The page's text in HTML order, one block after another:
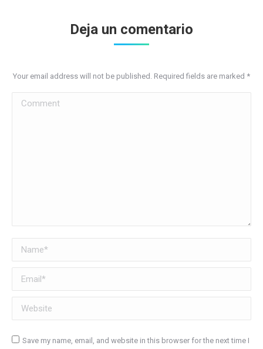
Deja un comentario
Your email address will not be published. Required fields are marked *
Comment
Name *
Email *
Website
Save my name, email, and website in this browser for the next time I